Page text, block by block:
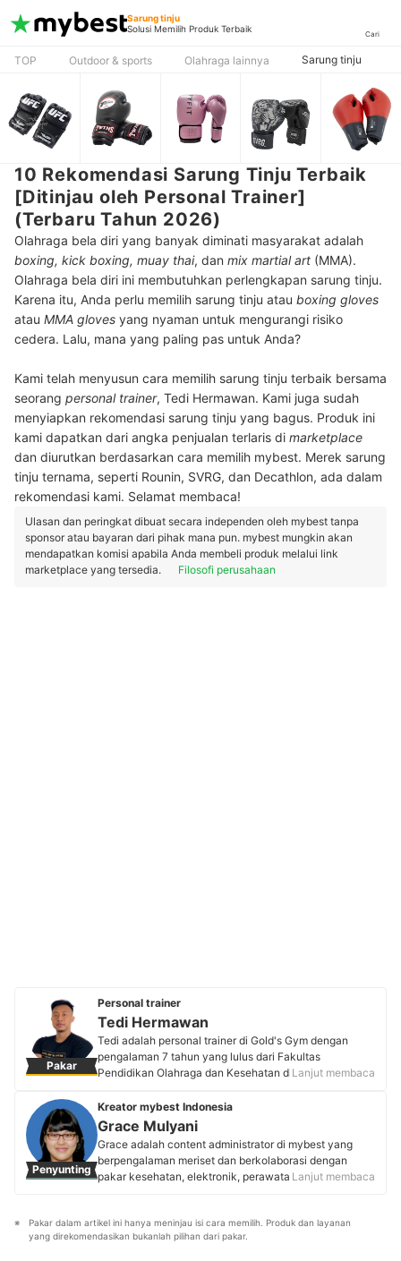
Sarung tinju
Solusi Memilih Produk Terbaik
Cari
TOP Outdoor & sports Olahraga lainnya Sarung tinju
10 Rekomendasi Sarung Tinju Terbaik
[Ditinjau oleh Personal Trainer]
(Terbaru Tahun 2026)
Olahraga bela diri yang banyak diminati masyarakat adalah
boxing, kick boxing, muay thai, dan mix martial art (MMA).
Olahraga bela diri ini membutuhkan perlengkapan sarung tinju.
Karena itu, Anda perlu memilih sarung tinju atau boxing gloves
atau MMA gloves yang nyaman untuk mengurangi risiko
cedera. Lalu, mana yang paling pas untuk Anda?
Kami telah menyusun cara memilih sarung tinju terbaik bersama
seorang personal trainer, Tedi Hermawan. Kami juga sudah
menyiapkan rekomendasi sarung tinju yang bagus. Produk ini
kami dapatkan dari angka penjualan terlaris di marketplace
dan diurutkan berdasarkan cara memilih mybest. Merek sarung
tinju ternama, seperti Rounin, SVRG, dan Decathlon, ada dalam
rekomendasi kami. Selamat membaca!
Ulasan dan peringkat dibuat secara independen oleh mybest tanpa
sponsor atau bayaran dari pihak mana pun. mybest mungkin akan
mendapatkan komisi apabila Anda membeli produk melalui link
marketplace yang tersedia.
Filosofi perusahaan
Pakar
Personal trainer
Tedi Hermawan
Tedi adalah personal trainer di Gold's Gym dengan
pengalaman 7 tahun yang lulus dari Fakultas
Pendidikan Olahraga dan Kesehatan di Universitas
olahraga, ia telah menjadi atlet cabang olahraga futsal,
pencak silat, dan kriket dengan prestasi tingkat daerah
hingga nasional. Kompetensinya sebagai pelatih
dibuktikan dengan sertifikasi olahraga dari BNSP,
pelatih fisik renang, dan pelatih massage level 1
nasional. Kombinasi latar belakang akademis dan
yang komprehensif.
Profil Tedi Hermawan
Lanjut membaca
Penyunting
Kreator mybest Indonesia
Grace Mulyani
Grace adalah content administrator di mybest yang
berpengalaman meriset dan berkolaborasi dengan
pakar kesehatan, elektronik, perawatan tubuh,
diwujudkan sebagai content creator di Lemon8 dan
content writer mybest. Kini, Grace berkomitmen untuk
Lanjut membaca
Pakar dalam artikel ini hanya meninjau isi cara memilih. Produk dan layanan
yang direkomendasikan bukanlah pilihan dari pakar.